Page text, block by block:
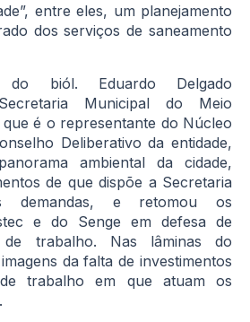
entre eles, um planejamento
dos serviços de saneamento
do biól. Eduardo Delgado
Municipal do Meio
é o representante do Núcleo
Deliberativo da entidade,
ambiental da cidade,
de que dispõe a Secretaria
demandas, e retomou os
e do Senge em defesa de
de trabalho. Nas lâminas do
da falta de investimentos
trabalho em que atuam os